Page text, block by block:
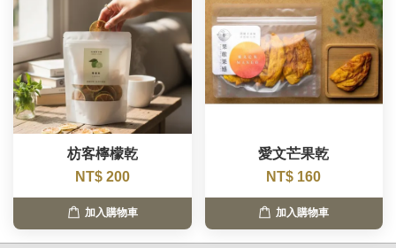
枋客檸檬乾
NT$ 200
加入購物車
愛文芒果乾
NT$ 160
加入購物車